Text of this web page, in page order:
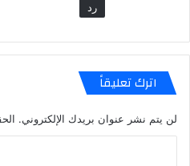
رد
اترك تعليقاً
لن يتم نشر عنوان بريدك الإلكتروني.